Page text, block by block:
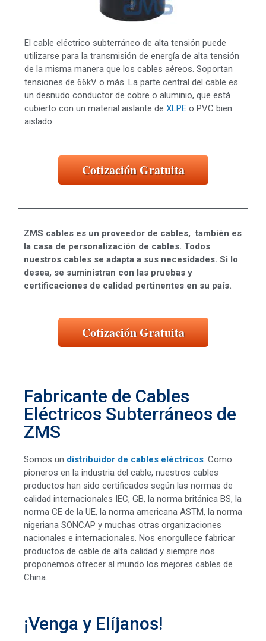
El cable eléctrico subterráneo de alta tensión puede
utilizarse para la transmisión de energía de alta tensión
de la misma manera que los cables aéreos. Soportan
tensiones de 66kV o más. La parte central del cable es
un desnudo conductor de cobre o aluminio, que está
cubierto con un material aislante de XLPE o PVC bien
aislado.
Cotización Gratuita
ZMS cables es un proveedor de cables, también es
la casa de personalización de cables. Todos
nuestros cables se adapta a sus necesidades. Si lo
desea, se suministran con las pruebas y
certificaciones de calidad pertinentes en su país.
Cotización Gratuita
Fabricante de Cables
Eléctricos Subterráneos de
ZMS
Somos un distribuidor de cables eléctricos. Como
pioneros en la industria del cable, nuestros cables
productos han sido certificados según las normas de
calidad internacionales IEC, GB, la norma británica BS, la
norma CE de la UE, la norma americana ASTM, la norma
nigeriana SONCAP y muchas otras organizaciones
nacionales e internacionales. Nos enorgullece fabricar
productos de cable de alta calidad y siempre nos
proponemos ofrecer al mundo los mejores cables de
China.
¡Venga y Elíjanos!